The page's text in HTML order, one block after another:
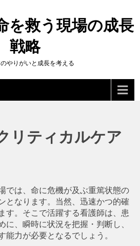
を救う現場の成長
戦略
やりがいと成長を考える
リティカルケア
では、命に危機が及ぶ重篤状態の
となります。当然、迅速かつ的確
す。そこで活躍する看護師は、患
に、瞬時に状況を把握・判断し、
能力が必要となるでしょう。